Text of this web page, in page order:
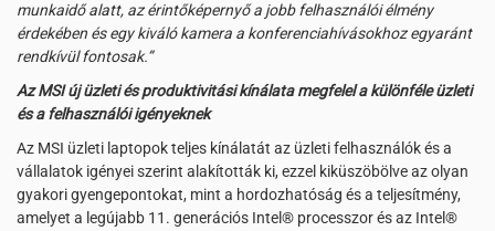
munkaidő alatt, az érintőképernyő a jobb felhasználói élmény
érdekében és egy kiváló kamera a konferenciahívásokhoz egyaránt
rendkívül fontosak.”
Az MSI új üzleti és produktivitási kínálata megfelel a különféle üzleti
és a felhasználói igényeknek
Az MSI üzleti laptopok teljes kínálatát az üzleti felhasználók és a
vállalatok igényei szerint alakították ki, ezzel kiküszöbölve az olyan
gyakori gyengepontokat, mint a hordozhatóság és a teljesítmény,
amelyet a legújabb 11. generációs Intel® processzor és az Intel®